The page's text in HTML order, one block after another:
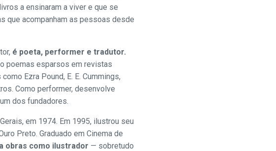
a ensinaram a viver e que se
que acompanham as pessoas desde
é poeta, performer e tradutor.
poemas esparsos em revistas
Ezra Pound, E. E. Cummings,
Como performer, desenvolve
dos fundadores.
em 1974. Em 1995, ilustrou seu
Preto. Graduado em Cinema de
obras como ilustrador — sobretudo